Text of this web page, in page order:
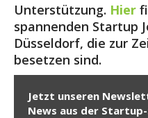
Unterstützung. Hier
spannenden Startup
Düsseldorf, die zur
besetzen sind.
Jetzt unseren
News aus der